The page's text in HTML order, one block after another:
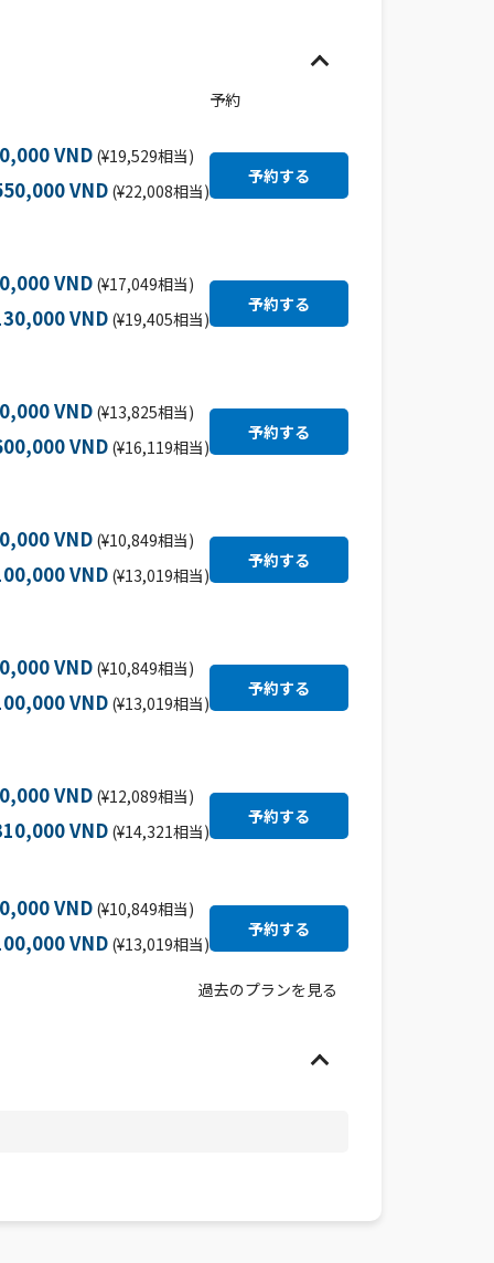
予約
VND(¥19,529相当)
VND(¥22,008相当)
VND(¥17,049相当)
VND(¥19,405相当)
VND(¥13,825相当)
VND(¥16,119相当)
VND(¥10,849相当)
VND(¥13,019相当)
VND(¥10,849相当)
VND(¥13,019相当)
VND(¥12,089相当)
VND(¥14,321相当)
VND(¥10,849相当)
VND(¥13,019相当)
過去のプランを見る